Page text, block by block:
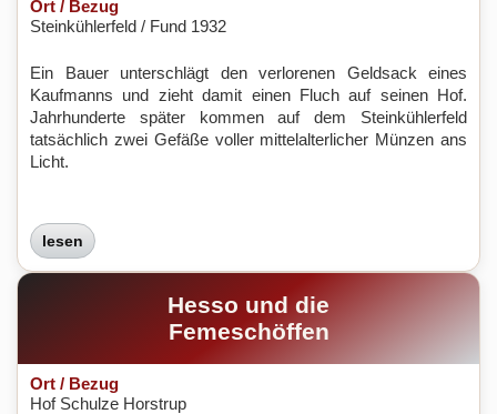
Ort / Bezug
Steinkühlerfeld / Fund 1932
Ein Bauer unterschlägt den verlorenen Geldsack eines
Kaufmanns und zieht damit einen Fluch auf seinen Hof.
Jahrhunderte später kommen auf dem Steinkühlerfeld
tatsächlich zwei Gefäße voller mittelalterlicher Münzen ans
Licht.
lesen
Hesso und die
Femeschöffen
Ort / Bezug
Hof Schulze Horstrup